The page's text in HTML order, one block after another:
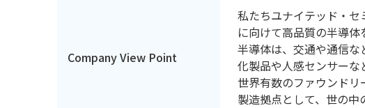
Company View Point
私たちユナイテッド・
に向けて高品質の半導体
半導体は、交通や通信
化製品や人感センサーな
世界有数のファウンド
製造拠点として、世の中